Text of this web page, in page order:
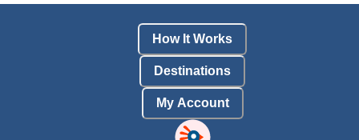
How It Works
Destinations
My Account